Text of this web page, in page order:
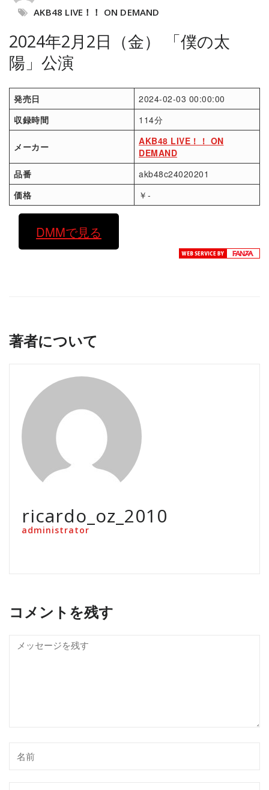
AKB48 LIVE！！ ON DEMAND
2024年2月2日（金） 「僕の太
陽」公演
発売日
2024-02-03 00:00:00
収録時間
114分
メーカー
AKB48 LIVE！！ ON
DEMAND
品番
akb48c24020201
価格
￥-
DMMで見る
著者について
ricardo_oz_2010
administrator
コメントを残す